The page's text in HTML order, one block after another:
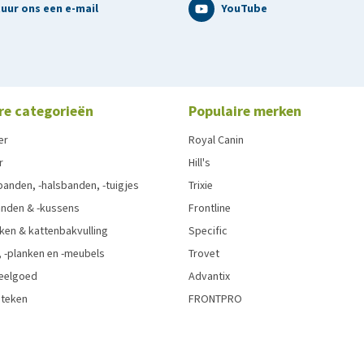
ons een e-mail YouTube
categorieën
-halsbanden, -tuigjes
& -kussens
& kattenbakvulling
planken en -meubels
Populaire merken
Royal Canin
Hill's
Trixie
Frontline
Specific
Trovet
Advantix
FRONTPRO